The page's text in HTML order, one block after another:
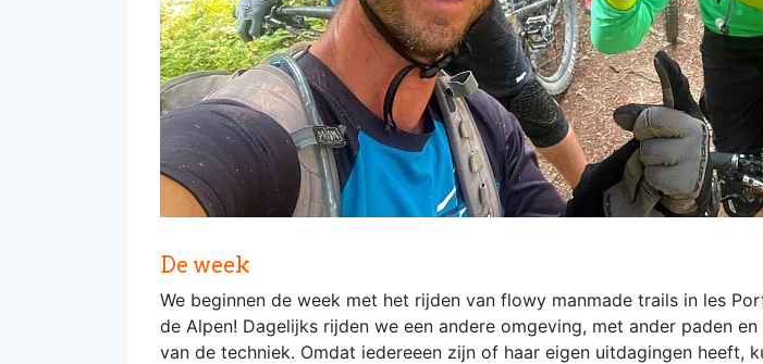
De week
We beginnen de week met het rijden van flowy manmade trails in les
de Alpen! Dagelijks rijden we een andere omgeving, met ander paden
van de techniek. Omdat iedereeen zijn of haar eigen uitdagingen heeft,